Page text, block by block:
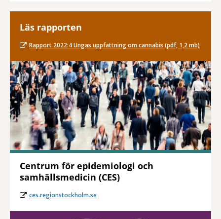
Läs rapporten
Rapport 2022:4 Ungas uppfattning om cannabis (pdf, 1,2 mb)
Centrum för epidemiologi och
samhällsmedicin (CES)
ces.regionstockholm.se